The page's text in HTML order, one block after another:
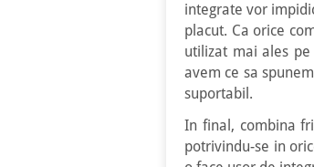
integrate vor
placut. Ca orice
utilizat mai ales
avem ce sa
suportabil.
In final, combina
potrivindu-se in